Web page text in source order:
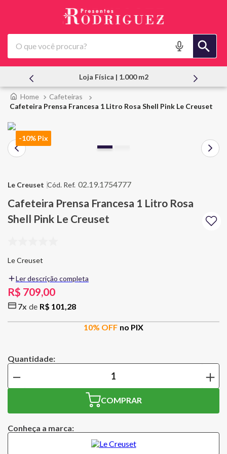
O que você procura?
Física | 1.000 m2 Atendimento
Cafeteiras
Cafeteira Prensa Francesa 1 Litro Rosa Shell Pink Le Creuset
-10% Pix
02.19.1754777
Le Creuset
Cafeteira Prensa Francesa 1 Litro Rosa
Shell Pink Le Creuset
Le Creuset
Fundada em 1925 por dois industriais belgas, especialistas em ferro
fundido e esmaltação, que começaram uma pequena produção de
panelas esmaltadas de ferro fundido, no norte da França.
Ler descrição completa
R$ 709,00
7 R$ 101,28
10% OFF no PIX
＋
－
COMPRAR
Conheça a marca: